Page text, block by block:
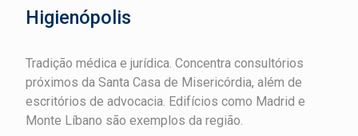
Higienópolis
Tradição médica e jurídica. Concentra consultórios
próximos da Santa Casa de Misericórdia, além de
escritórios de advocacia. Edifícios como Madrid e
Monte Líbano são exemplos da região.